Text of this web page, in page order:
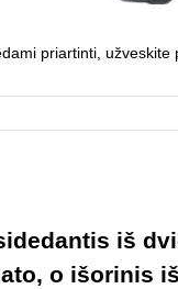
priartinti, užveskite
iš
o išorinis